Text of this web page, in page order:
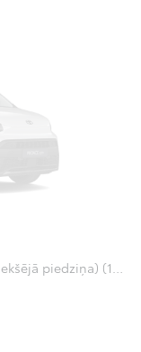
Professional Plus 0 Electric 50kWh EV (Priekšējā piedziņa) (100 kW)